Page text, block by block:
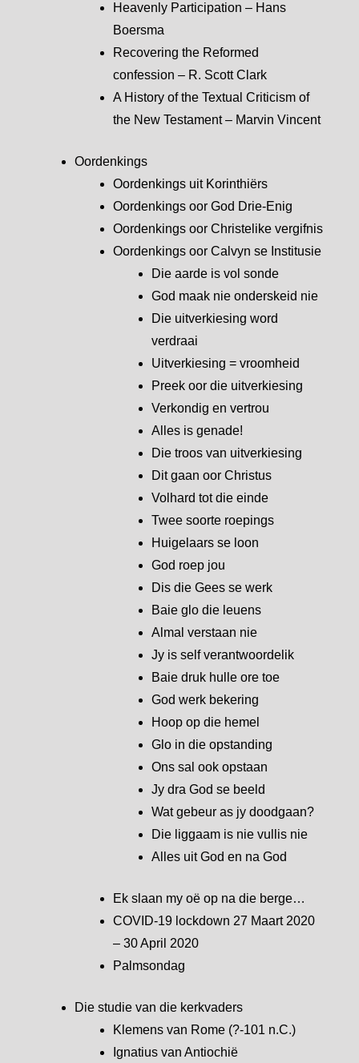
Heavenly Participation – Hans
Boersma
Recovering the Reformed
confession – R. Scott Clark
A History of the Textual Criticism of
the New Testament – Marvin Vincent
Oordenkings
Oordenkings uit Korinthiërs
Oordenkings oor God Drie-Enig
Oordenkings oor Christelike vergifnis
Oordenkings oor Calvyn se Institusie
Die aarde is vol sonde
God maak nie onderskeid nie
Die uitverkiesing word
verdraai
Uitverkiesing = vroomheid
Preek oor die uitverkiesing
Verkondig en vertrou
Alles is genade!
Die troos van uitverkiesing
Dit gaan oor Christus
Volhard tot die einde
Twee soorte roepings
Huigelaars se loon
God roep jou
Dis die Gees se werk
Baie glo die leuens
Almal verstaan nie
Jy is self verantwoordelik
Baie druk hulle ore toe
God werk bekering
Hoop op die hemel
Glo in die opstanding
Ons sal ook opstaan
Jy dra God se beeld
Wat gebeur as jy doodgaan?
Die liggaam is nie vullis nie
Alles uit God en na God
Ek slaan my oë op na die berge…
COVID-19 lockdown 27 Maart 2020
– 30 April 2020
Palmsondag
Die studie van die kerkvaders
Klemens van Rome (?-101 n.C.)
Ignatius van Antiochië